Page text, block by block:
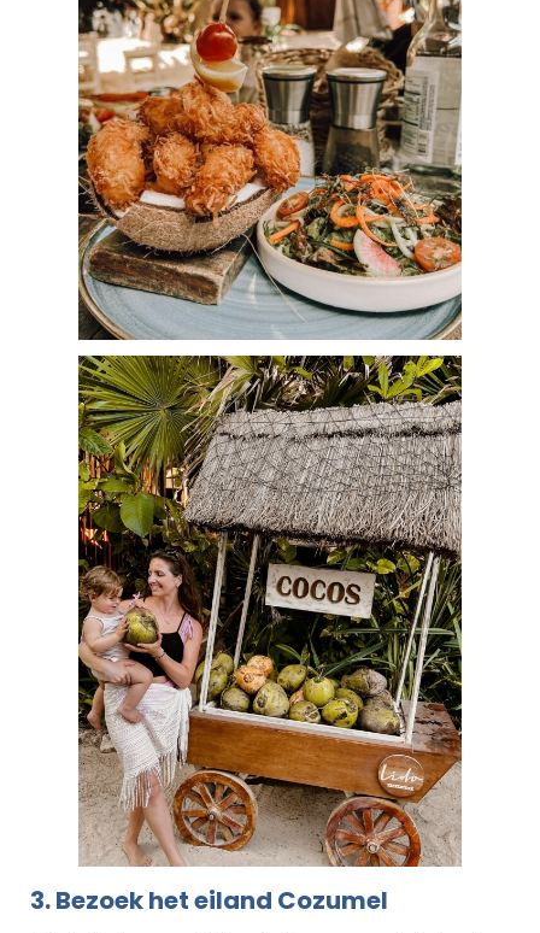
3. Bezoek het eiland Cozumel